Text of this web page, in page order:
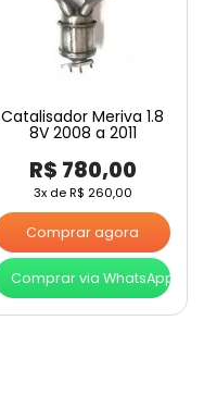
Catalisador Meriva 1.8
8V 2008 a 2011
R$ 780,00
3x deR$ 260,00
Comprar agora
Comprar via WhatsApp